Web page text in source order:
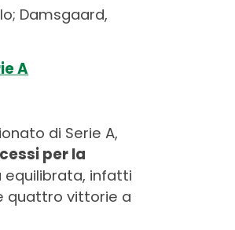
Damsgaard,
A
di Serie A,
per la
infatti
quattro vittorie a